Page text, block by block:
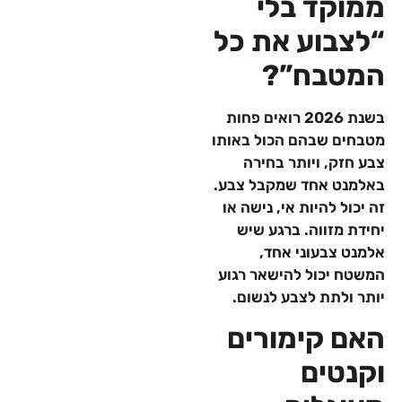
ממוקד בלי
“לצבוע את כל
המטבח”?
בשנת 2026 רואים פחות
מטבחים שבהם הכול באותו
צבע חזק, ויותר בחירה
באלמנט אחד שמקבל צבע.
זה יכול להיות אי, נישה או
יחידת מזווה. ברגע שיש
אלמנט צבעוני אחד,
המשטח יכול להישאר רגוע
יותר ולתת לצבע לנשום.
האם קימורים
וקנטים